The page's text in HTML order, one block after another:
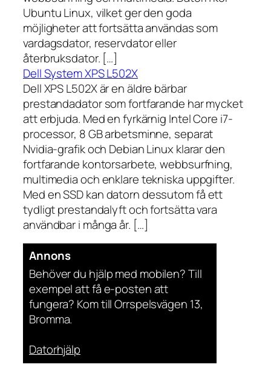
Ubuntu Linux, vilket ger den goda
möjligheter att fortsätta användas som
vardagsdator, reservdator eller
återbruksdator. […]
Dell System XPS L502X
Dell XPS L502X är en äldre bärbar
prestandadator som fortfarande har mycket
att erbjuda. Med en fyrkärnig Intel Core i7-
processor, 8 GB arbetsminne, separat
Nvidia-grafik och Debian Linux klarar den
fortfarande kontorsarbete, webbsurfning,
multimedia och enklare tekniska uppgifter.
Med en SSD kan datorn dessutom få ett
tydligt prestandalyft och fortsätta vara
användbar i många år. […]
Annons
Behöver du hjälp med mobilen? Till
exempel att få e-posten att
fungera? Kom till Orrspelsvägen 13,
Bromma.
Datorhjälp